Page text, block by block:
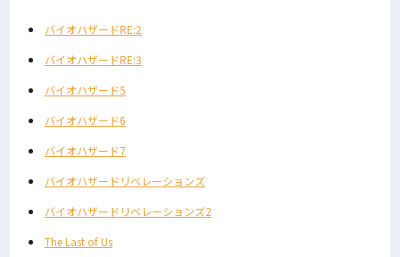
バイオハザードRE:2
バイオハザードRE:3
バイオハザード5
バイオハザード6
バイオハザード7
バイオハザードリベレーションズ
バイオハザードリベレーションズ2
The Last of Us